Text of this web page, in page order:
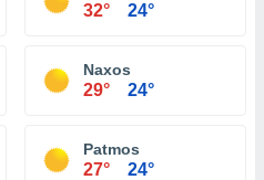
32° 24°
Naxos
29° 24°
Patmos
27° 24°